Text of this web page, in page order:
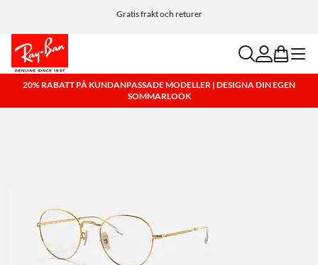
Gratis frakt och returer
Anpassa dina solglasögon och lägg till en gravyr utan kostnad.
searchaccount
bag menu
20% RABATT PÅ KUNDANPASSADE MODELLER | DESIGNA DIN EGEN
SOMMARLOOK